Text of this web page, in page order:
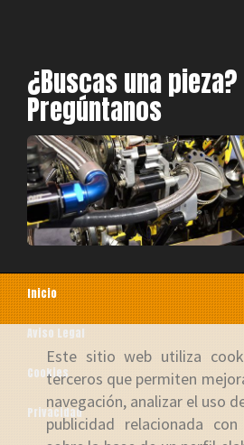
Este sitio web utiliza
terceros que permiten
navegación, analizar el uso
publicidad relacionada
¿Buscas una pieza?
Pregúntanos
Inicio
Aviso Legal
Cookies
Privacidad